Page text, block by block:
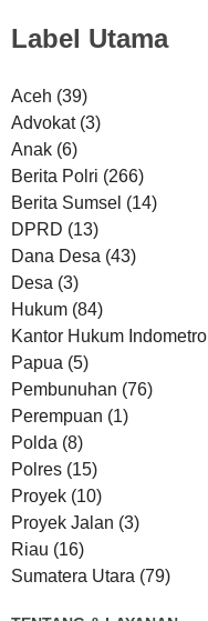
Label Utama
Aceh (39)
Advokat (3)
Anak (6)
Berita Polri (266)
Berita Sumsel (14)
DPRD (13)
Dana Desa (43)
Desa (3)
Hukum (84)
Kantor Hukum Indometro
Papua (5)
Pembunuhan (76)
Perempuan (1)
Polda (8)
Polres (15)
Proyek (10)
Proyek Jalan (3)
Riau (16)
Sumatera Utara (79)